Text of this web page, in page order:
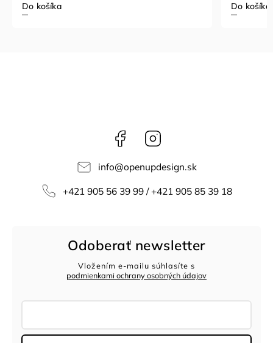
Do košíka Do košíka
Facebook
info@openupdesign.sk
+421 905 56 39 99 / +421 905 85 39 18
Odoberať newsletter
Vložením e-mailu súhlasíte s
podmienkami ochrany osobných údajov